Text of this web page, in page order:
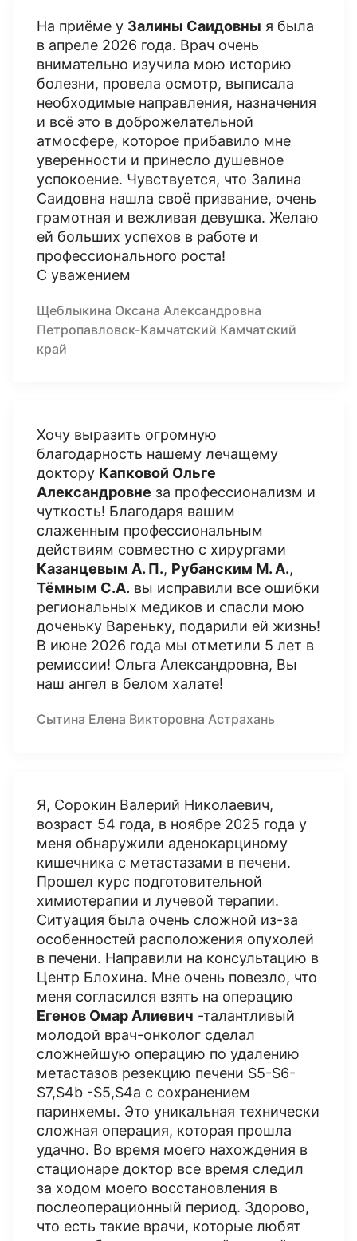
На приёме у Залины Саидовны я была
в апреле 2026 года. Врач очень
внимательно изучила мою историю
болезни, провела осмотр, выписала
необходимые направления, назначения
и всё это в доброжелательной
атмосфере, которое прибавило мне
уверенности и принесло душевное
успокоение. Чувствуется, что Залина
Саидовна нашла своё призвание, очень
грамотная и вежливая девушка. Желаю
ей больших успехов в работе и
профессионального роста!
С уважением
Щеблыкина Оксана Александровна
Петропавловск-Камчатский Камчатский
край
Хочу выразить огромную
благодарность нашему лечащему
доктору Капковой Ольге
Александровне за профессионализм и
чуткость! Благодаря вашим
слаженным профессиональным
действиям совместно с хирургами
Казанцевым А. П., Рубанским М. А.,
Тёмным С.А. вы исправили все ошибки
региональных медиков и спасли мою
доченьку Вареньку, подарили ей жизнь!
В июне 2026 года мы отметили 5 лет в
ремиссии! Ольга Александровна, Вы
наш ангел в белом халате!
Сытина Елена Викторовна Астрахань
Я, Сорокин Валерий Николаевич,
возраст 54 года, в ноябре 2025 года у
меня обнаружили аденокарциному
кишечника с метастазами в печени.
Прошел курс подготовительной
химиотерапии и лучевой терапии.
Ситуация была очень сложной из-за
особенностей расположения опухолей
в печени. Направили на консультацию в
Центр Блохина. Мне очень повезло, что
меня согласился взять на операцию
Егенов Омар Алиевич -талантливый
молодой врач-онколог сделал
сложнейшую операцию по удалению
метастазов резекцию печени S5-S6-
S7,S4b -S5,S4a с сохранением
паринхемы. Это уникальная технически
сложная операция, которая прошла
удачно. Во время моего нахождения в
стационаре доктор все время следил
за ходом моего восстановления в
послеоперационный период. Здорово,
что есть такие врачи, которые любят